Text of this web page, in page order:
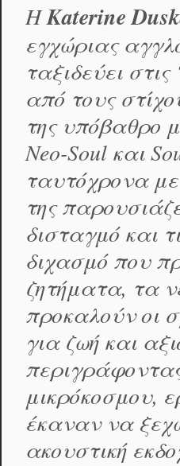
ΗKaterine
εγχώριας
ταξιδεύει
από τoυς
της υπόβαθρο
Neo-Soul και
ταυτόχρονα
της
δισταγμό και
διχασμό που
ζητήματα, τα
προκαλούν οι
για ζωή και
μικρόκοσμου,
έκαναν να
ακουστική